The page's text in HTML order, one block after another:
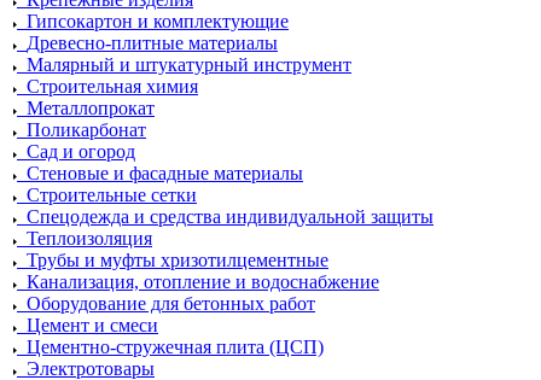
Гипсокартон и комплектующие
Древесно-плитные материалы
Малярный и штукатурный инструмент
Строительная химия
Металлопрокат
Поликарбонат
Сад и огород
Стеновые и фасадные материалы
Строительные сетки
Спецодежда и средства индивидуальной защиты
Теплоизоляция
Трубы и муфты хризотилцементные
Канализация, отопление и водоснабжение
Оборудование для бетонных работ
Цемент и смеси
Цементно-стружечная плита (ЦСП)
Электротовары